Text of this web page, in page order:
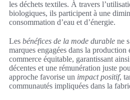
les déchets textiles. À travers
biologiques, ils participent à une
consommation d’eau et d’énergie.
Les bénéfices de la mode durable ne
marques engagées dans la
commerce équitable, garantissant
décentes et une rémunération juste
approche favorise un impact positif,
communautés impliquées dans la